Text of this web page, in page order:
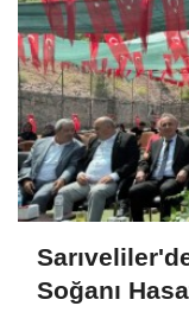
Soğanı